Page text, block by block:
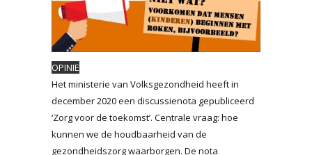
OPINIE
Het ministerie van Volksgezondheid heeft in
december 2020 een discussienota gepubliceerd
‘Zorg voor de toekomst’. Centrale vraag: hoe
kunnen we de houdbaarheid van de
gezondheidszorg waarborgen. De nota